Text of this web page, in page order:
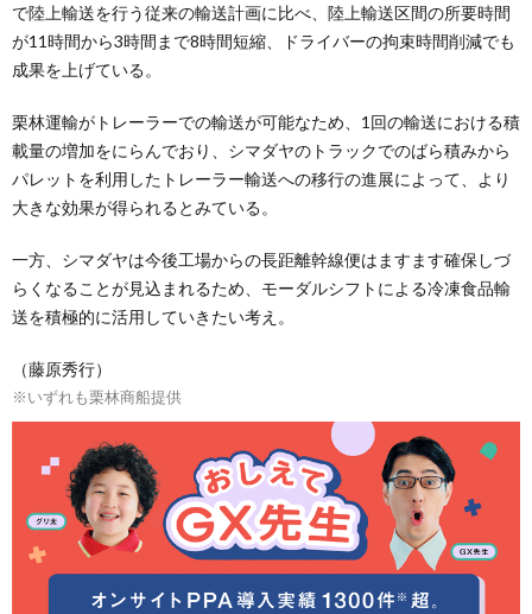
で陸上輸送を行う従来の輸送計画に比べ、陸上輸送区間の所要時間
が11時間から3時間まで8時間短縮、ドライバーの拘束時間削減でも
成果を上げている。
栗林運輸がトレーラーでの輸送が可能なため、1回の輸送における積
載量の増加をにらんでおり、シマダヤのトラックでのばら積みから
パレットを利用したトレーラー輸送への移行の進展によって、より
大きな効果が得られるとみている。
一方、シマダヤは今後工場からの長距離幹線便はますます確保しづ
らくなることが見込まれるため、モーダルシフトによる冷凍食品輸
送を積極的に活用していきたい考え。
（藤原秀行）
※いずれも栗林商船提供